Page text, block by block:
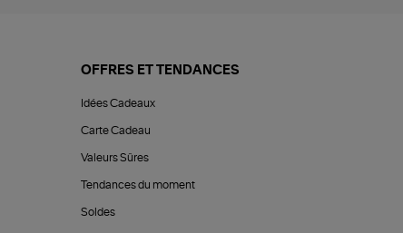
OFFRES ET TENDANCES
Idées Cadeaux
Carte Cadeau
Valeurs Sûres
Tendances du moment
Soldes